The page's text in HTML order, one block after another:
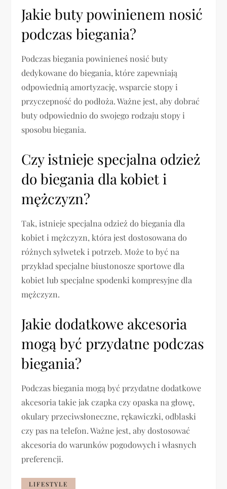
Jakie buty powinienem nosić
podczas biegania?
Podczas biegania powinieneś nosić buty
dedykowane do biegania, które zapewniają
odpowiednią amortyzację, wsparcie stopy i
przyczepność do podłoża. Ważne jest, aby dobrać
buty odpowiednio do swojego rodzaju stopy i
sposobu biegania.
Czy istnieje specjalna odzież
do biegania dla kobiet i
mężczyzn?
Tak, istnieje specjalna odzież do biegania dla
kobiet i mężczyzn, która jest dostosowana do
różnych sylwetek i potrzeb. Może to być na
przykład specjalne biustonosze sportowe dla
kobiet lub specjalne spodenki kompresyjne dla
mężczyzn.
Jakie dodatkowe akcesoria
mogą być przydatne podczas
biegania?
Podczas biegania mogą być przydatne dodatkowe
akcesoria takie jak czapka czy opaska na głowę,
okulary przeciwsłoneczne, rękawiczki, odblaski
czy pas na telefon. Ważne jest, aby dostosować
akcesoria do warunków pogodowych i własnych
preferencji.
LIFESTYLE